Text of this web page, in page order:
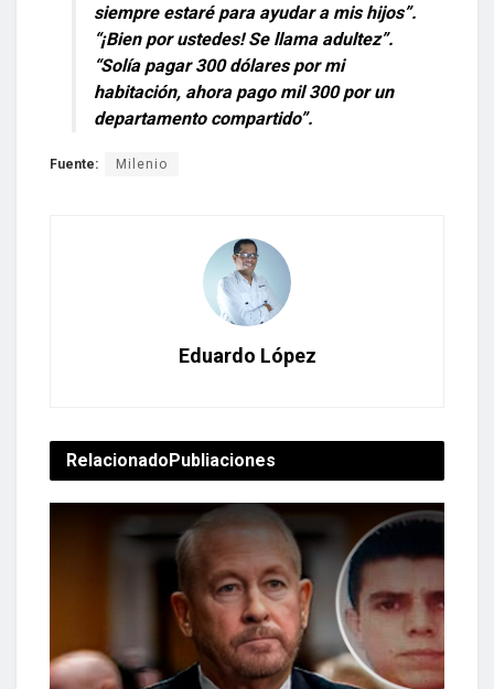
siempre estaré para ayudar a mis hijos”.
“¡Bien por ustedes! Se llama adultez”.
“Solía pagar 300 dólares por mi
habitación, ahora pago mil 300 por un
departamento compartido”.
Fuente: Milenio
Eduardo López
RelacionadoPubliaciones